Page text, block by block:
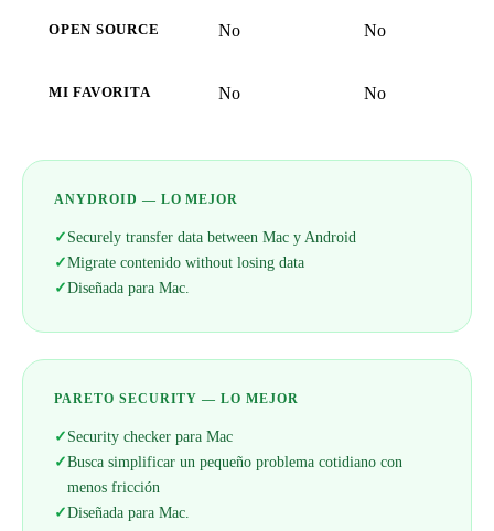
OPEN SOURCE No No
MI FAVORITA No No
ANYDROID — LO MEJOR
✓Securely transfer data between Mac y Android
✓Migrate contenido without losing data
✓Diseñada para Mac.
PARETO SECURITY — LO MEJOR
✓Security checker para Mac
✓Busca simplificar un pequeño problema cotidiano con
menos fricción
✓Diseñada para Mac.